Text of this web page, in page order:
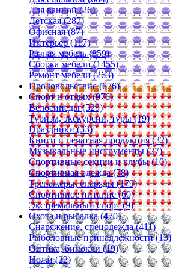
Для ванной (26)
Детская (287)
Офисная (87)
Интерьер (117)
Разная мебель (859)
Сборка мебели (1455)
Ремонт мебели (263)
Продовольствие (676)
Спорт и отдых (976)
Велосипеды (529)
Туризм, экскурсии, туры (19)
Праздники (33)
Книги и печатная продукция (32)
Музыкальные инструменты (27)
Спортивные секции и клубы (10)
Спортивная одежда (78)
Тренажеры, снаряды (179)
Спортивное питание (60)
Экстремальный спорт (9)
Охота и рыбалка (470)
Снаряжение, спецодежда (411)
Рыболовные принадлежности (13)
Оптика, бинокли (19)
Ножи (22)